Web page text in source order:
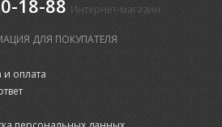
18-88 Интернет-магазин
ДЛЯ ПОКУПАТЕЛЯ
и оплата